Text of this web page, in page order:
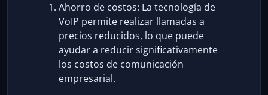
Ahorro de costos: La tecnología de
VoIP permite realizar llamadas a
precios reducidos, lo que puede
ayudar a reducir significativamente
los costos de comunicación
empresarial.